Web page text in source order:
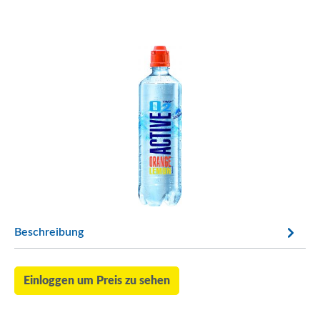
Beschreibung
Einloggen um Preis zu sehen